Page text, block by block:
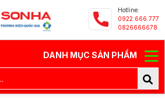
Hotline:
0922.666.777
0826666678
DANH MỤC SẢN PHẨM